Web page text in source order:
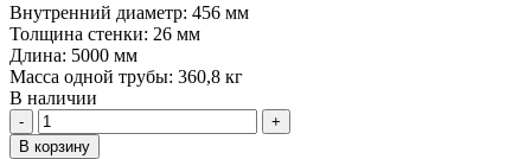
Внутренний диаметр: 456 мм
Толщина стенки: 26 мм
Длина: 5000 мм
Масса одной трубы: 360,8 кг
В наличии
Количество
В корзину